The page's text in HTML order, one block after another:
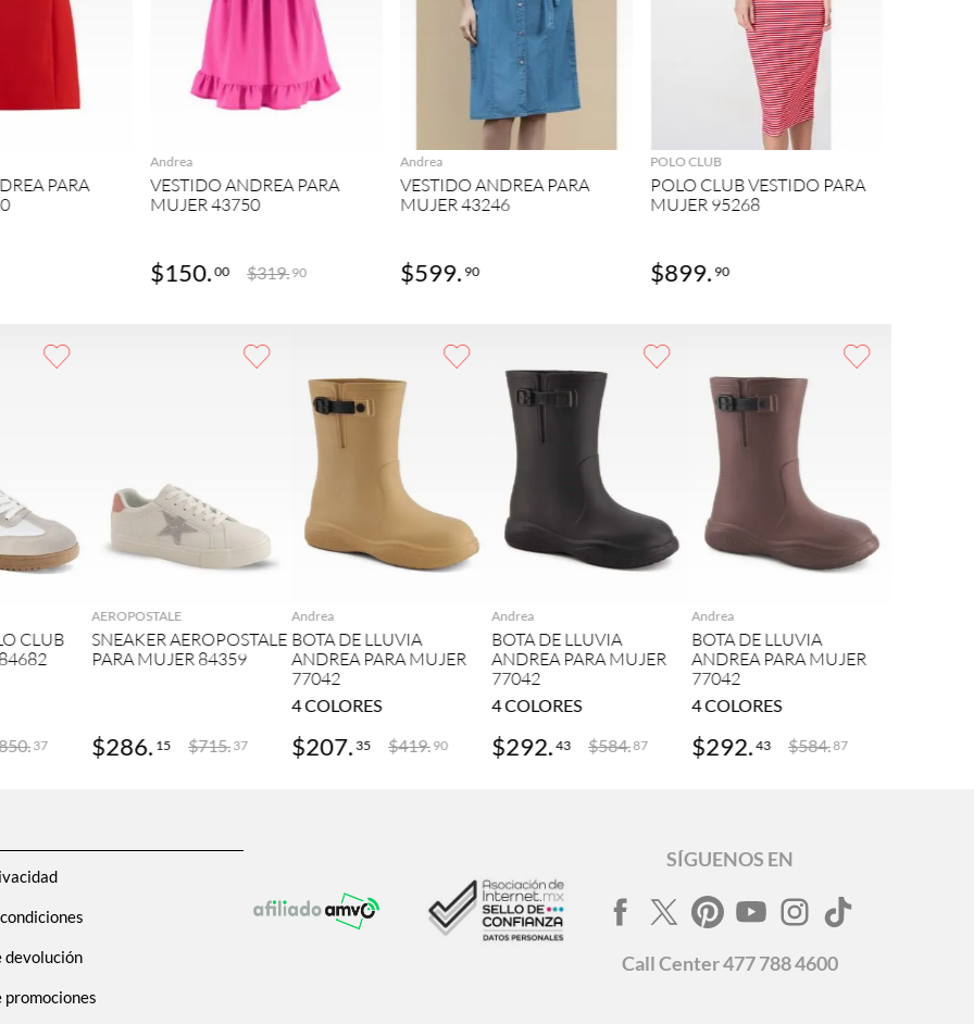
PARA
Andrea
VESTIDO ANDREA PARA
MUJER 43750
$150.00 $319.90
AGREGAR
Andrea
VESTIDO ANDREA PARA
MUJER 43246
$599. 90
AGREGAR
POLO CLUB
POLO CLUB VESTIDO PARA
MUJER 95268
$899. 90
CLUB
.37
AGREGAR
AEROPOSTALE
SNEAKER AEROPOSTALE
PARA MUJER 84359
$286. 15 $715. 37
AGREGAR
Andrea
BOTA DE LLUVIA
ANDREA PARA MUJER
77042
4COLORES
$207. 35 $419. 90
AGREGAR
Andrea
BOTA DE LLUVIA
ANDREA PARA MUJER
77042
4COLORES
$292.43 $584.87
AGREGAR
Andrea
BOTA DE LLUVIA
ANDREA PARA MUJER
77042
4COLORES
$292.43 $584.87
devolución
promociones
SÍGUENOS EN
CallCenter477 788 4600